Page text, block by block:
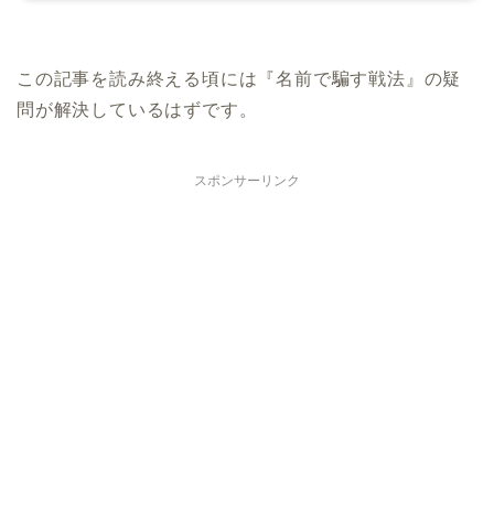
この記事を読み終える頃には『名前で騙す戦法』の疑
問が解決しているはずです。
スポンサーリンク